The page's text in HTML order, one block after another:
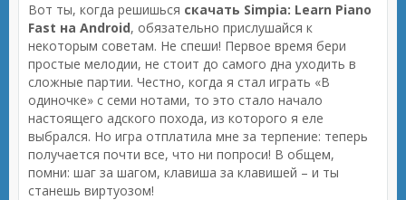
Вот ты, когда решишься скачать Simpia: Learn Piano
Fast на Android, обязательно прислушайся к
некоторым советам. Не спеши! Первое время бери
простые мелодии, не стоит до самого дна уходить в
сложные партии. Честно, когда я стал играть «В
одиночке» с семи нотами, то это стало начало
настоящего адского похода, из которого я еле
выбрался. Но игра отплатила мне за терпение: теперь
получается почти все, что ни попроси! В общем,
помни: шаг за шагом, клавиша за клавишей – и ты
станешь виртуозом!